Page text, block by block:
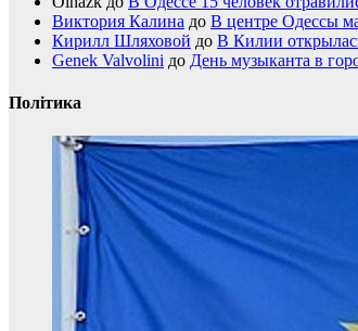
Виктория Калина до В центре Одессы
Кирилл Шляховой до В Килии
Genek Valvolini до День музыканта в
Політика